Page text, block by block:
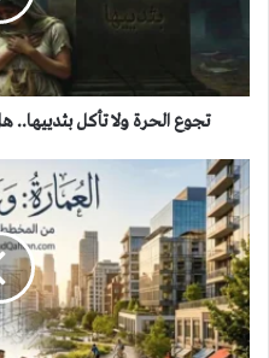
المقولة
في
تجوع الحرة ولا تأكل
دور
المعماري
في
صياغة
جودة
الحياة
وسعادة
الإنسان